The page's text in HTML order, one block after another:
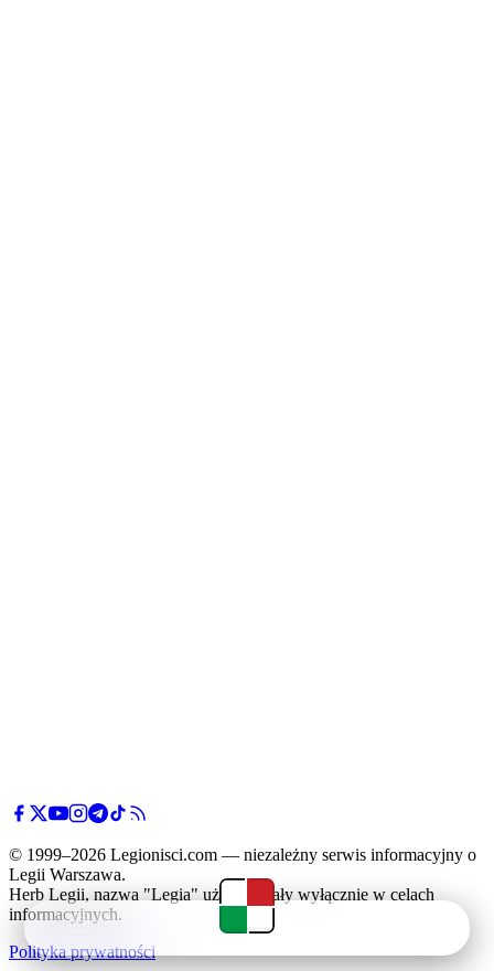
© 1999–2026 Legionisci.com — niezależny serwis informacyjny o
Legii Warszawa.
Herb Legii, nazwa "Legia" użyte zostały wyłącznie w celach
informacyjnych.
Polityka prywatności